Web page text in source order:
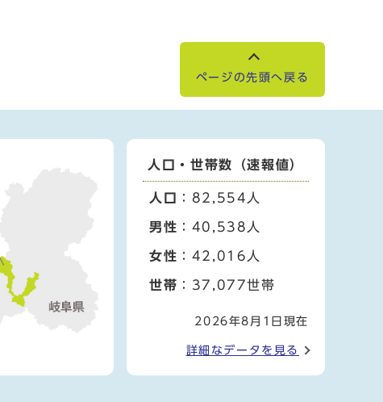
ページの先頭へ戻る
人口・世帯数（速報値）
人口 ：82,554人
男性 ：40,538人
女性 ：42,016人
世帯 ：37,077世帯
2026年8月1日現在
詳細なデータを見る